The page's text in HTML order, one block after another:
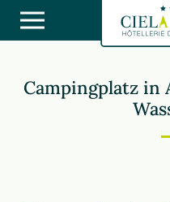
Campingplatz